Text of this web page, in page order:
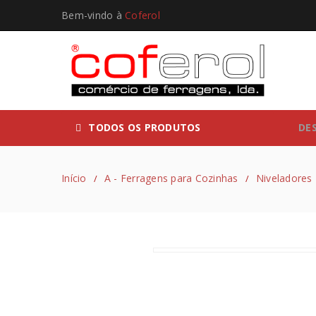
Bem-vindo à Coferol
TODOS OS PRODUTOS
Início / A - Ferragens para Cozinhas / Niveladores